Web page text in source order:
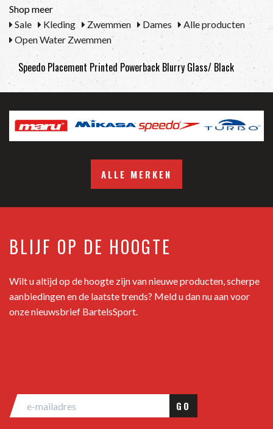
Shop meer
Sale
Kleding Zwemmen Dames
Alle producten
Open Water Zwemmen
Speedo Placement Printed Powerback Blurry Glass/ Black
ALLE MERKEN
BLIJF OP DE HOOGTE
Wilt u altijd op de hoogte zijn van nieuwe producten, scherpe
aanbiedingen en de laatste trends? Meld u dan nu aan voor
onze nieuwsbrief BartelsSport.
GO